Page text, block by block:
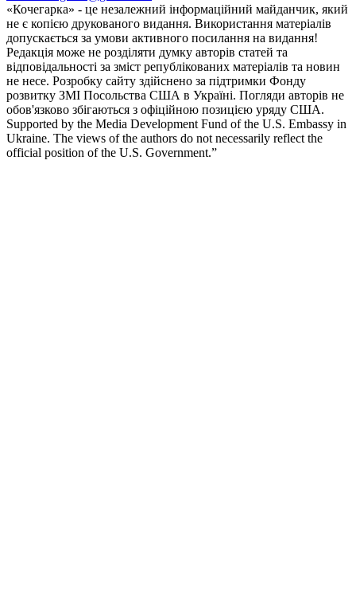
«Кочегарка» - це незалежний інформаційний майданчик, який
не є копією друкованого видання. Використання матеріалів
допускається за умови активного посилання на видання!
Редакція може не розділяти думку авторів статей та
відповідальності за зміст републікованих матеріалів та новин
не несе. Розробку сайту здійснено за підтримки Фонду
розвитку ЗМІ Посольства США в Україні. Погляди авторів не
обов'язково збігаються з офіційною позицією уряду США.
Supported by the Media Development Fund of the U.S. Embassy in
Ukraine. The views of the authors do not necessarily reflect the
official position of the U.S. Government.”